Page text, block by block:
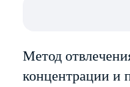
Метод
концентрации и